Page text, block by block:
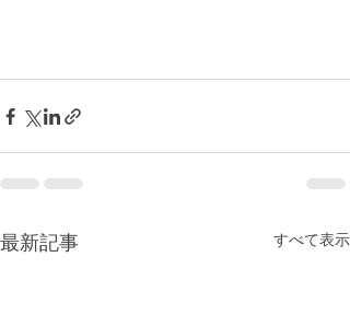
最新記事 すべて表示